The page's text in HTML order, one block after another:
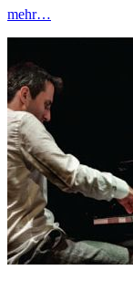
mehr…